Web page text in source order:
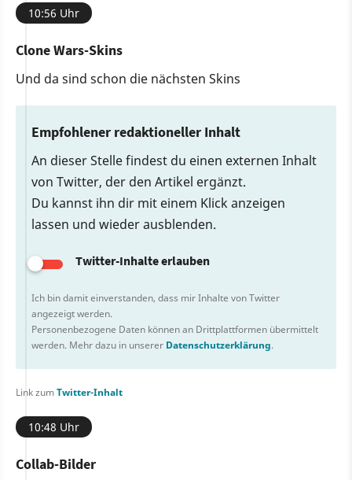
10:56 Uhr
Clone Wars-Skins
Und da sind schon die nächsten Skins
Empfohlener redaktioneller Inhalt
An dieser Stelle findest du einen externen Inhalt
von Twitter, der den Artikel ergänzt.
Du kannst ihn dir mit einem Klick anzeigen
lassen und wieder ausblenden.
Twitter-Inhalte erlauben
Ich bin damit einverstanden, dass mir Inhalte von Twitter
angezeigt werden.
Personenbezogene Daten können an Drittplattformen übermittelt
werden. Mehr dazu in unserer Datenschutzerklärung.
Link zumTwitter-Inhalt
10:48 Uhr
Collab-Bilder